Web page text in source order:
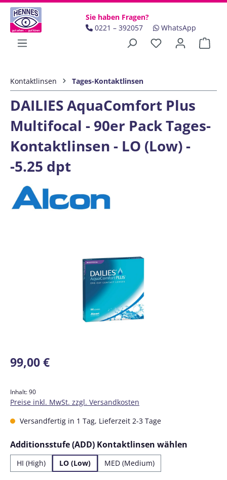
Zum Hauptinhalt springen
Sie haben Fragen?
0221 – 392057
WhatsApp
Kontaktlinsen Tages-Kontaktlinsen
DAILIES AquaComfort Plus
Multifocal - 90er Pack Tages-
Kontaktlinsen - LO (Low) -
-5.25 dpt
Regulärer Preis:
99,00 €
Inhalt:90
Preise inkl. MwSt. zzgl. Versandkosten
Versandfertig in 1 Tag, Lieferzeit 2-3 Tage
Additionsstufe (ADD) Kontaktlinsen wählen
HI (High) LO (Low) MED (Medium)